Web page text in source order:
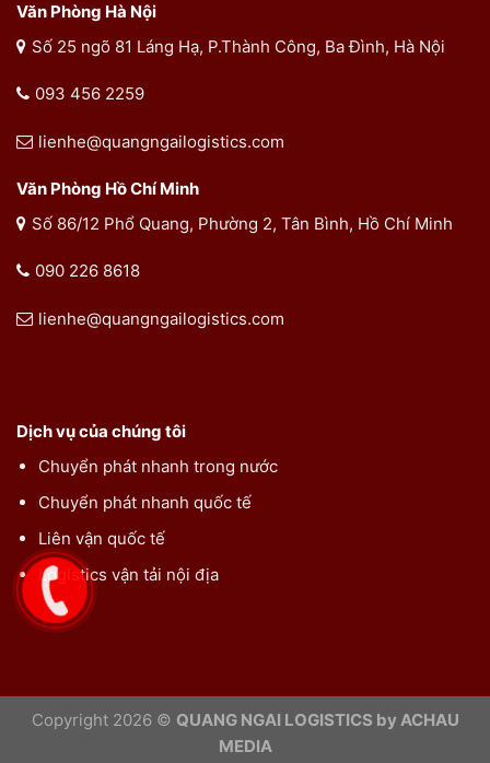
Văn Phòng Hà Nội
Số 25 ngõ 81 Láng Hạ, P.Thành Công, Ba Đình, Hà Nội
093 456 2259
lienhe@quangngailogistics.com
Văn Phòng Hồ Chí Minh
Số 86/12 Phổ Quang, Phường 2, Tân Bình, Hồ Chí Minh
090 226 8618
lienhe@quangngailogistics.com
Dịch vụ của chúng tôi
Chuyển phát nhanh trong nước
Chuyển phát nhanh quốc tế
Liên vận quốc tế
Logistics vận tải nội địa
Copyright 2026 © QUANG NGAI LOGISTICS by ACHAU
MEDIA